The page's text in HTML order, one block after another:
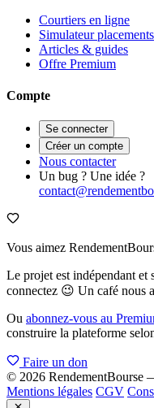
Courtiers en ligne
Simulateur placements
Articles & guides
Offre Premium
Compte
Se connecter
Créer un compte
Nous contacter
Un bug ? Une idée ?
Vous aimez
Le projet est indépendant
connectez 😉 Un café nous
Ou abonnez-vous au
construire la plateforme
Faire un don
© 2026 RendementBourse
Mentions légales CGV